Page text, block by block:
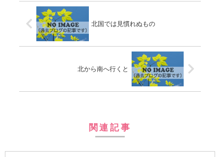
北国では見慣れぬもの
北から南へ行くと
関連記事